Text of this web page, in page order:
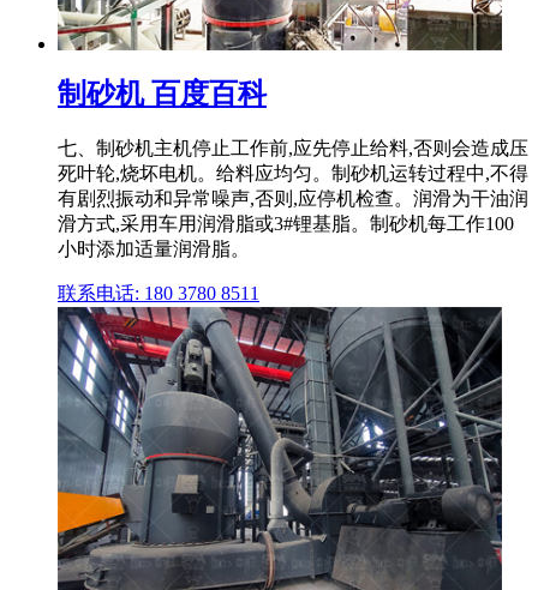
制砂机 百度百科
七、制砂机主机停止工作前,应先停止给料,否则会造成压
死叶轮,烧坏电机。给料应均匀。制砂机运转过程中,不得
有剧烈振动和异常噪声,否则,应停机检查。润滑为干油润
滑方式,采用车用润滑脂或3#锂基脂。制砂机每工作100
小时添加适量润滑脂。
联系电话: 180 3780 8511